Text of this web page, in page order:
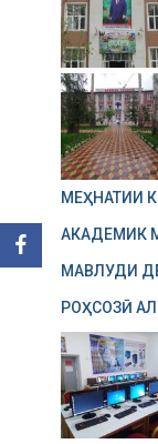
МЕҲНАТИИ
АКАДЕМИК
МАВЛУДИ
РОҲСОЗӢ